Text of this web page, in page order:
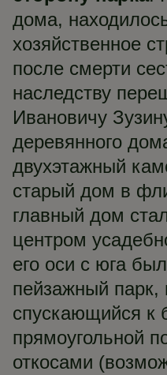
дома,
хозяйственное
после смерти
наследству
Ивановичу
деревянного
двухэтажный
старый дом в
главный дом
центром
его оси с юга
пейзажный парк,
спускающийся к
прямоугольной
откосами